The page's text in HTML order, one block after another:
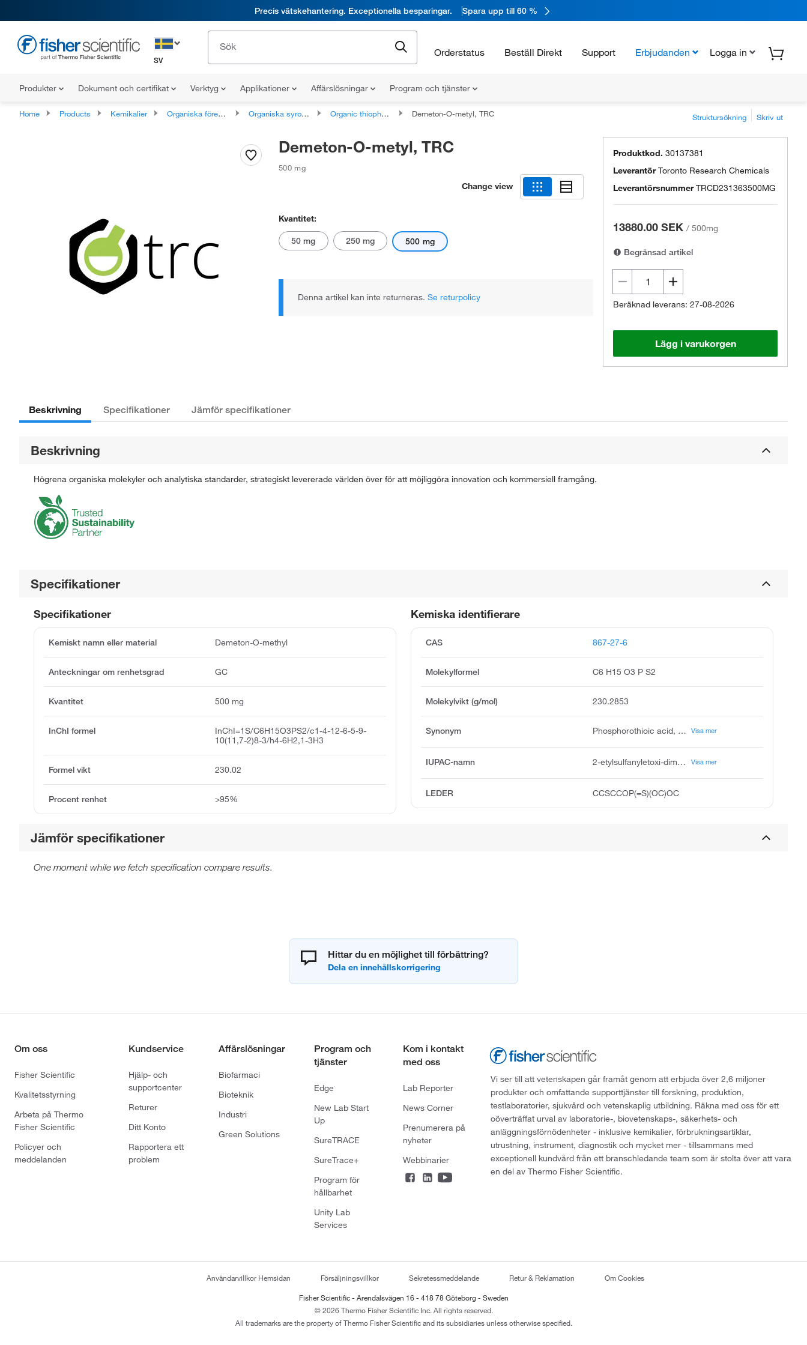
Precis vätskehantering. Exceptionella besparingar. Spara upp till 60 %
SV
Orderstatus Beställ Direkt Support Erbjudanden Logga in
Produkter Dokument och certifikat Verktyg Applikationer Affärslösningar Program och tjänster
Home Products Kemikalier Organiska föreningar Organiska syror och derivat Organic thiophosphoric acids and derivatives Demeton-O-metyl, TRC Struktursökning Skriv ut
Demeton-O-metyl, TRC
500 mg
Change view
Kvantitet:
50 mg 250 mg 500 mg
Denna artikel kan inte returneras. Se returpolicy
Produktkod. 30137381
LeverantörToronto Research Chemicals
Leverantörsnummer TRCD231363500MG
13880.00 SEK / 500mg
Begränsad artikel
Beräknad leverans: 27-08-2026
Lägg i varukorgen
Beskrivning Specifikationer Jämför specifikationer
Beskrivning
Högrena organiska molekyler och analytiska standarder, strategiskt levererade världen över för att möjliggöra innovation och kommersiell framgång.
Specifikationer
Kemiska identifierare
CAS 867-27-6
Molekylformel C6 H15 O3 P S2
Molekylvikt (g/mol) 230.2853
Synonym Phosphorothioic acid, O-[2-(ethylthio)ethyl] O,O-dimethyl ester, Phosphorothioic acid, O-[2-(ethylthio)ethyl] O,O-di-Me ester (6CI), Demeton-O-methyl, Methyl-O-demeton, O,O-Dimethyl O-2-(ethylthio)ethyl phosphorothioate, O,O-Dimethyl O-[2-(ethylthio)ethyl] thiophosphate, O-[2-(Ethylthio)ethyl] O,O-dimethyl phosphorothioate, O-[2-(Ethylthio)ethyl] O,O-dimethyl thiophosphate Visa mer
IUPAC-namn 2-etylsulfanyletoxi-dimetoxi-sulfanyliden-λ^{5}-fosfan Visa mer
LEDER CCSCCOP(=S)(OC)OC
Specifikationer
Kemiskt namn eller material Demeton-O-methyl
Anteckningar om renhetsgrad GC
Kvantitet 500 mg
InChI formel
InChI=1S/C6H15O3PS2/c1-4-12-6-5-9-
10(11,7-2)8-3/h4-6H2,1-3H3
Formel vikt 230.02
Procent renhet >95%
Jämför specifikationer
One moment while we fetch specification compare results.
Hittar du en möjlighet till förbättring?
Om oss
Fisher Scientific
Kvalitetsstyrning
Arbeta på Thermo
Fisher Scientific
Policyer och
meddelanden
Kundservice
Hjälp- och
supportcenter
Returer
Ditt Konto
Rapportera ett
problem
Affärslösningar
Biofarmaci
Bioteknik
Industri
Green Solutions
Program och
tjänster
Edge
New Lab Start
Up
SureTRACE
SureTrace+
Program för
hållbarhet
Unity Lab
Services
Kom i kontakt
med oss
Lab Reporter
News Corner
Prenumerera på
nyheter
Webbinarier
Vi ser till att vetenskapen går framåt genom att erbjuda över 2,6 miljoner
produkter och omfattande supporttjänster till forskning, produktion,
testlaboratorier, sjukvård och vetenskaplig utbildning. Räkna med oss för ett
oöverträffat urval av laboratorie-, biovetenskaps-, säkerhets- och
anläggningsförnödenheter - inklusive kemikalier, förbrukningsartiklar,
utrustning, instrument, diagnostik och mycket mer - tillsammans med
exceptionell kundvård från ett branschledande team som är stolta över att vara
en del av Thermo Fisher Scientific.
Användarvillkor Hemsidan Försäljningsvillkor Sekretessmeddelande Retur & Reklamation Om Cookies
Fisher Scientific - Arendalsvägen 16 - 418 78 Göteborg - Sweden
© 2026 Thermo Fisher Scientific Inc. All rights reserved.
All trademarks are the property of Thermo Fisher Scientific and its subsidiaries unless otherwise specified.